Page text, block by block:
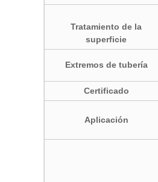
Tratamiento de la
superficie
Extremos de tubería
Certificado
Aplicación